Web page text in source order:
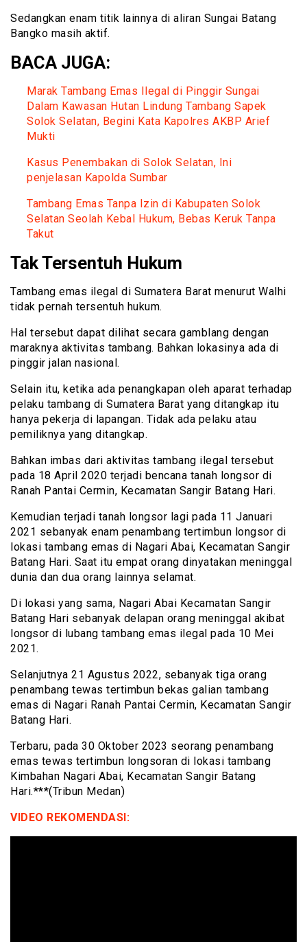
Sedangkan enam titik lainnya di aliran Sungai Batang
Bangko masih aktif.
BACA JUGA:
Marak Tambang Emas Ilegal di Pinggir Sungai
Dalam Kawasan Hutan Lindung Tambang Sapek
Solok Selatan, Begini Kata Kapolres AKBP Arief
Mukti
Kasus Penembakan di Solok Selatan, Ini
penjelasan Kapolda Sumbar
Tambang Emas Tanpa Izin di Kabupaten Solok
Selatan Seolah Kebal Hukum, Bebas Keruk Tanpa
Takut
Tak Tersentuh Hukum
Tambang emas ilegal di Sumatera Barat menurut Walhi
tidak pernah tersentuh hukum.
Hal tersebut dapat dilihat secara gamblang dengan
maraknya aktivitas tambang. Bahkan lokasinya ada di
pinggir jalan nasional.
Selain itu, ketika ada penangkapan oleh aparat terhadap
pelaku tambang di Sumatera Barat yang ditangkap itu
hanya pekerja di lapangan. Tidak ada pelaku atau
pemiliknya yang ditangkap.
Bahkan imbas dari aktivitas tambang ilegal tersebut
pada 18 April 2020 terjadi bencana tanah longsor di
Ranah Pantai Cermin, Kecamatan Sangir Batang Hari.
Kemudian terjadi tanah longsor lagi pada 11 Januari
2021 sebanyak enam penambang tertimbun longsor di
lokasi tambang emas di Nagari Abai, Kecamatan Sangir
Batang Hari. Saat itu empat orang dinyatakan meninggal
dunia dan dua orang lainnya selamat.
Di lokasi yang sama, Nagari Abai Kecamatan Sangir
Batang Hari sebanyak delapan orang meninggal akibat
longsor di lubang tambang emas ilegal pada 10 Mei
2021.
Selanjutnya 21 Agustus 2022, sebanyak tiga orang
penambang tewas tertimbun bekas galian tambang
emas di Nagari Ranah Pantai Cermin, Kecamatan Sangir
Batang Hari.
Terbaru, pada 30 Oktober 2023 seorang penambang
emas tewas tertimbun longsoran di lokasi tambang
Kimbahan Nagari Abai, Kecamatan Sangir Batang
Hari.***(Tribun Medan)
VIDEO REKOMENDASI: